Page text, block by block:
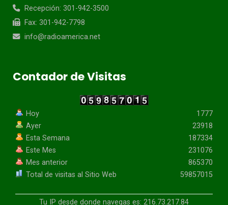
Recepción: 301-942-3500
Fax: 301-942-7798
info@radioamerica.net
Contador de Visitas
Hoy
Ayer
Esta Semana
Este Mes
Mes anterior
Total de visitas al Sitio Web
1777
23918
187334
231076
865370
59857015
Tu IP desde donde navegas es: 216.73.217.84